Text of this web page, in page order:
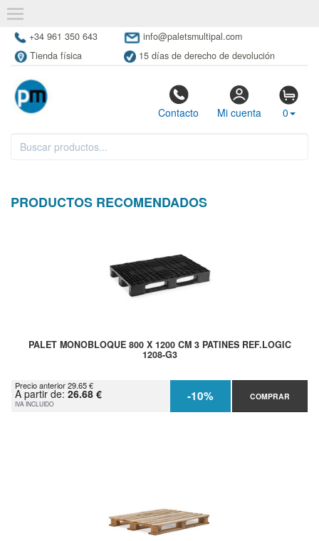
+34 961 350 643
info@paletsmultipal.com
Tienda física
15 días de derecho de devolución
Contacto Mi cuenta 0
PRODUCTOS RECOMENDADOS
PALET MONOBLOQUE 800 X 1200 CM 3 PATINES REF.LOGIC
1208-G3
Precio anterior 29.65 €
A partir de: 26.68 €
IVA INCLUIDO -10% COMPRAR